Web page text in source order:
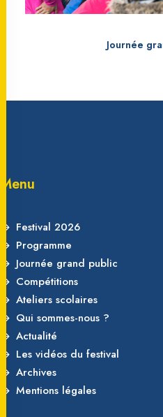
Journée
Menu
Festival 2026
Programme
Journée grand public
Compétitions
Ateliers scolaires
Qui sommes-nous ?
Actualité
Les vidéos du festival
Archives
Mentions légales